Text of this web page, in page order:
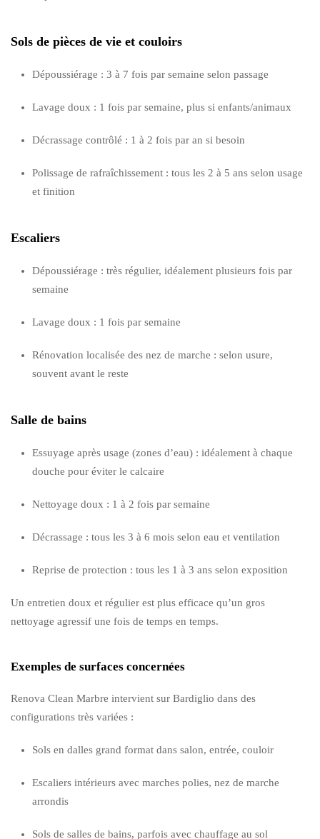
Sols de pièces de vie et couloirs
Dépoussiérage : 3 à 7 fois par semaine selon passage
Lavage doux : 1 fois par semaine, plus si enfants/animaux
Décrassage contrôlé : 1 à 2 fois par an si besoin
Polissage de rafraîchissement : tous les 2 à 5 ans selon usage
et finition
Escaliers
Dépoussiérage : très régulier, idéalement plusieurs fois par
semaine
Lavage doux : 1 fois par semaine
Rénovation localisée des nez de marche : selon usure,
souvent avant le reste
Salle de bains
Essuyage après usage (zones d’eau) : idéalement à chaque
douche pour éviter le calcaire
Nettoyage doux : 1 à 2 fois par semaine
Décrassage : tous les 3 à 6 mois selon eau et ventilation
Reprise de protection : tous les 1 à 3 ans selon exposition
Un entretien doux et régulier est plus efficace qu’un gros
nettoyage agressif une fois de temps en temps.
Exemples de surfaces concernées
Renova Clean Marbre intervient sur Bardiglio dans des
configurations très variées :
Sols en dalles grand format dans salon, entrée, couloir
Escaliers intérieurs avec marches polies, nez de marche
arrondis
Sols de salles de bains, parfois avec chauffage au sol